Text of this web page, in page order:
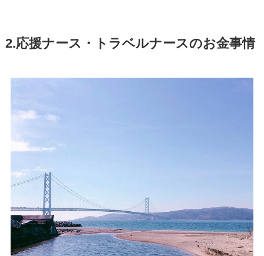
2.応援ナース・トラベルナースのお金事情